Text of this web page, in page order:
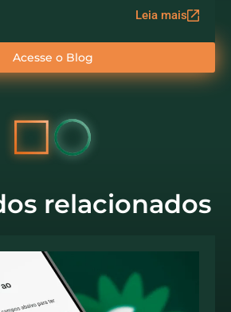
Leia mais
Acesse o Blog
relacionados